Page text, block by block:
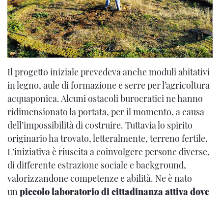
Il progetto iniziale prevedeva anche moduli abitativi
in legno, aule di formazione e serre per l’agricoltura
acquaponica. Alcuni ostacoli burocratici ne hanno
ridimensionato la portata, per il momento, a causa
dell’impossibilità di costruire. Tuttavia lo spirito
originario ha trovato, letteralmente, terreno fertile.
L’iniziativa è riuscita a coinvolgere persone diverse,
di differente estrazione sociale e background,
valorizzandone competenze e abilità. Ne è nato
un piccolo laboratorio di cittadinanza attiva dove